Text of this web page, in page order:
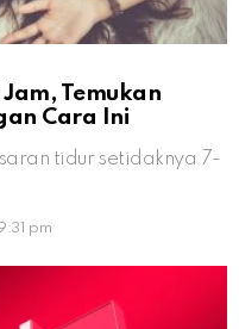
Temukan
Cara Ini
tidur setidaknya 7-
pm